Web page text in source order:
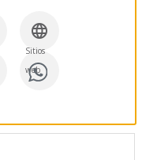

Sitios
web